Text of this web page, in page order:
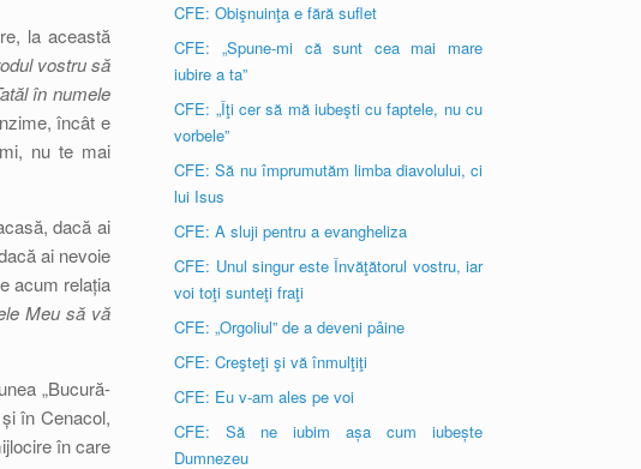
la această
vostru să
în numele
încât e
nu te mai
dacă ai
ai nevoie
acum relația
Meu să vă
„Bucură-
în Cenacol,
în care
CFE: Obişnuinţa e fără suflet
CFE: „Spune-mi că sunt cea mai mare
iubire a ta”
CFE: „Îţi cer să mă iubeşti cu faptele, nu cu
vorbele”
CFE: Să nu împrumutăm limba diavolului, ci
lui Isus
CFE: A sluji pentru a evangheliza
CFE: Unul singur este Învăţătorul vostru, iar
voi toţi sunteţi fraţi
CFE: „Orgoliul” de a deveni pâine
CFE: Creşteţi şi vă înmulţiţi
CFE: Eu v-am ales pe voi
CFE: Să ne iubim așa cum iubește
Dumnezeu